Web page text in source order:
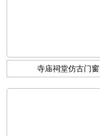
寺庙祠堂仿古门窗